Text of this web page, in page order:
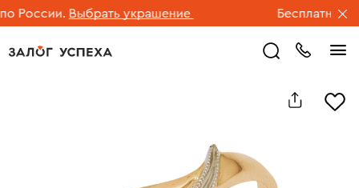
России. Выбрать украшение Бесплатная